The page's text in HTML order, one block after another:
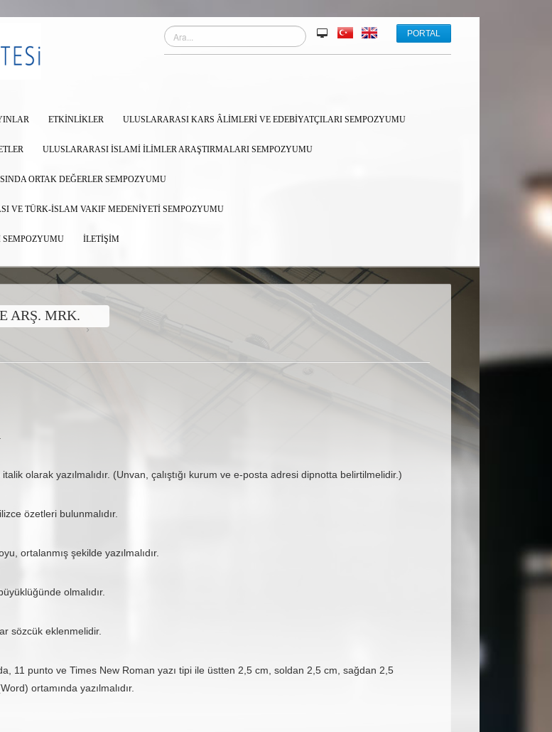
PORTAL
ETKINLIKLER ULUSLARARASI KARS ÂLİMLERİ VE EDEBİYATÇILARI SEMPOZYUMU
ULUSLARARASI İSLAMİ İLİMLER ARAŞTIRMALARI SEMPOZYUMU
ORTAK DEĞERLER SEMPOZYUMU
VE TÜRK-İSLAM VAKIF MEDENİYETİ SEMPOZYUMU
SEMPOZYUMU İLETIŞIM
ARŞ. MRK.
olarak yazılmalıdır. (Unvan, çalıştığı kurum ve e-posta adresi dipnotta belirtilmelidir.)
özetleri bulunmalıdır.
ortalanmış şekilde yazılmalıdır.
olmalıdır.
sözcük eklenmelidir.
11 punto ve Times New Roman yazı tipi ile üstten 2,5 cm, soldan 2,5 cm, sağdan 2,5
ortamında yazılmalıdır.